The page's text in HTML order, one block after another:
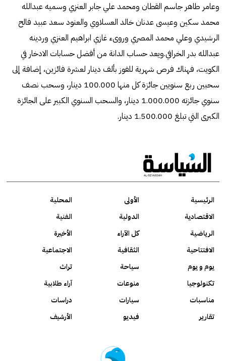
وعامر طاهر جاسم القطان ومحمد علي جابر العنزي وسميه عبدالله
محمد سكين وعيسى عدنان خالد العسلاوي والعنود سعد عبيد فالح
الرشيدي وعلي محمد المصري وروىء غازي ابراهيم العنزي وردينه
عبدالله بدر الخرافي.ويعد حساب الدانة من أفضل حسابات الادخار في
الكويت، فهناك فرص شهرية للفوز بألف دينار لعشرة فائزين، إضافة إلى
سحبين ربع سنويين جائزة كل منها 100.000 دينار، وسحب نصف
سنوي جائزته 1.000.000 دينار، والسحب السنوي الكبير على الجائزة
الكبرى التي تبلغ 1.500.000 دينار.
الرئيسية الأولى
المحلية
الاقتصادية
الدولية
الفنية
الرياضية
كل الآراء
الأخيرة
الافتتاحية
الثقافية
الاجتماعية
يوم و يوم
سياحة
تراث
تكنولوجيا
منوعات
آراء طلابية
مناسبات
سيارات
دراسات
تقارير
فيديو الأرشيف